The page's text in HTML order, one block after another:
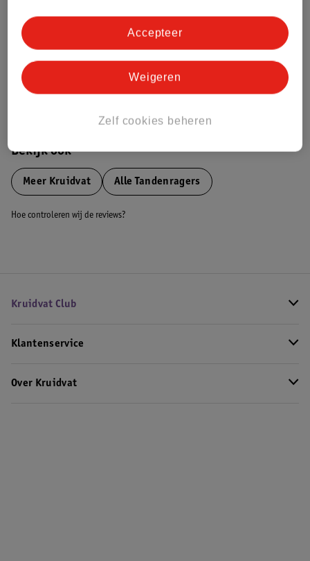
Dit product heeft (nog) geen Nature
Impact Score.
Bekijk ook
Meer Kruidvat Alle Tandenragers
Hoe controleren wij de reviews?
Kruidvat Club
Klantenservice
Over Kruidvat
Zelf cookies beheren
Weigeren
Accepteer